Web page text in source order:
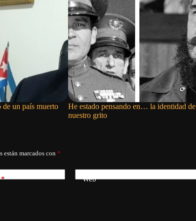
de un país muerto
He estado pensando en… la identidad de
nuestro grito
están marcados con *
Web